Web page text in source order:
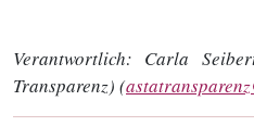
Verantwortlich: Carla
Transparenz) (